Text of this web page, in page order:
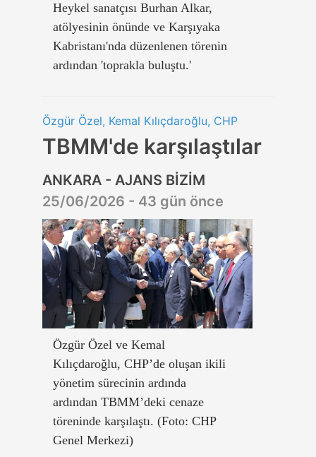
Heykel sanatçısı Burhan Alkar,
atölyesinin önünde ve Karşıyaka
Kabristanı'nda düzenlenen törenin
ardından 'toprakla buluştu.'
Özgür Özel, Kemal Kılıçdaroğlu, CHP
TBMM'de karşılaştılar
ANKARA - AJANS BİZİM
25/06/2026 - 43 gün önce
Özgür Özel ve Kemal
Kılıçdaroğlu, CHP’de oluşan ikili
yönetim sürecinin ardında
ardından TBMM’deki cenaze
töreninde karşılaştı. (Foto: CHP
Genel Merkezi)